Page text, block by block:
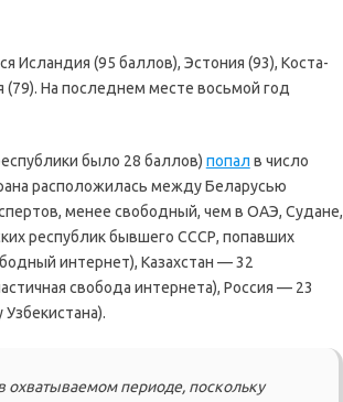
Исландия (95 баллов), Эстония (93), Коста-
(79). На последнем месте восьмой год
было 28 баллов) попал в число
расположилась между Беларусью
менее свободный, чем в ОАЭ, Судане,
республик бывшего СССР, попавших
интернет), Казахстан — 32
свобода интернета), Россия — 23
охватываемом периоде, поскольку